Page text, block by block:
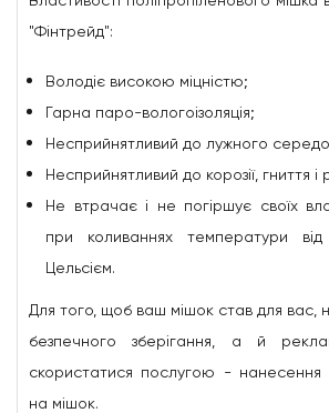
"Фінтрейд":
Володіє високою міцністю;
Гарна паро-вологоізоляція;
Несприйнятливий до лужного
Несприйнятливий до корозії, гниття і
Не втрачає і не погіршує своїх
при коливаннях температури
Цельсієм.
Для того, щоб ваш мішок став для вас,
безпечного зберігання, а й
скористатися послугою - нанесення
на мішок.